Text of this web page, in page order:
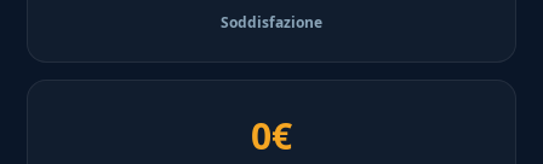
Soddisfazione
0€